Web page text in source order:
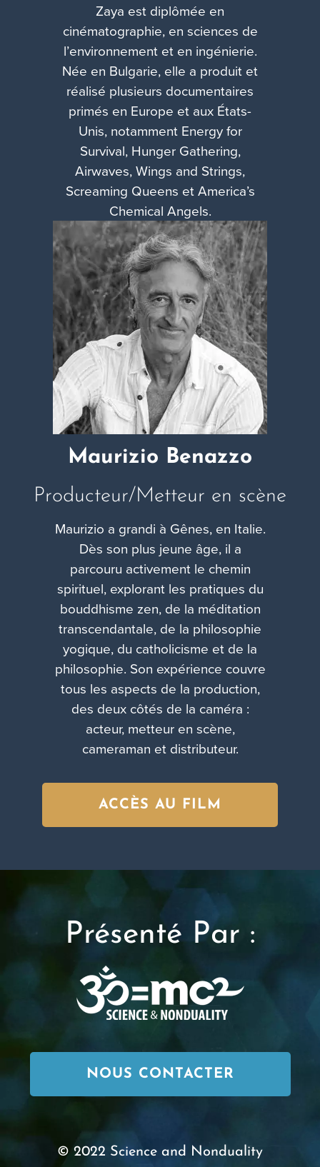
Zaya est diplômée en
cinématographie, en sciences de
l’environnement et en ingénierie.
Née en Bulgarie, elle a produit et
réalisé plusieurs documentaires
primés en Europe et aux États-
Unis, notamment Energy for
Survival, Hunger Gathering,
Airwaves, Wings and Strings,
Screaming Queens et America’s
Chemical Angels.
Maurizio Benazzo​
Producteur/Metteur en scène
Maurizio a grandi à Gênes, en Italie.
Dès son plus jeune âge, il a
parcouru activement le chemin
spirituel, explorant les pratiques du
bouddhisme zen, de la méditation
transcendantale, de la philosophie
yogique, du catholicisme et de la
philosophie. Son expérience couvre
tous les aspects de la production,
des deux côtés de la caméra :
acteur, metteur en scène,
cameraman et distributeur.
ACCÈS AU FILM
Présenté Par :
NOUS CONTACTER
© 2022 Science and Nonduality